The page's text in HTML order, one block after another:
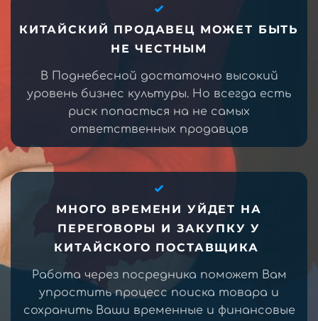
КИТАЙСКИЙ ПРОДАВЕЦ МОЖЕТ БЫТЬ
НЕ ЧЕСТНЫМ
В Поднебесной достаточно высокий
уровень бизнес культуры. Но всегда есть
риск попасться на не самых
ответственных продавцов
МНОГО ВРЕМЕНИ УЙДЕТ НА
ПЕРЕГОВОРЫ И ЗАКУПКУ У
КИТАЙСКОГО ПОСТАВЩИКА
Работа через посредника поможет Вам
упростить процесс поиска товара и
сохранить Ваши временные и финансовые